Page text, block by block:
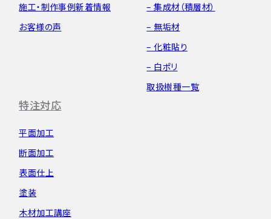
施工・制作事例
お客様の声
新着情報
– 集成材（積層材）
– 無垢材
– 化粧貼り
– 白ポリ
取扱樹種一覧
特注対応
平面加工
断面加工
表面仕上
塗装
木材加工講座